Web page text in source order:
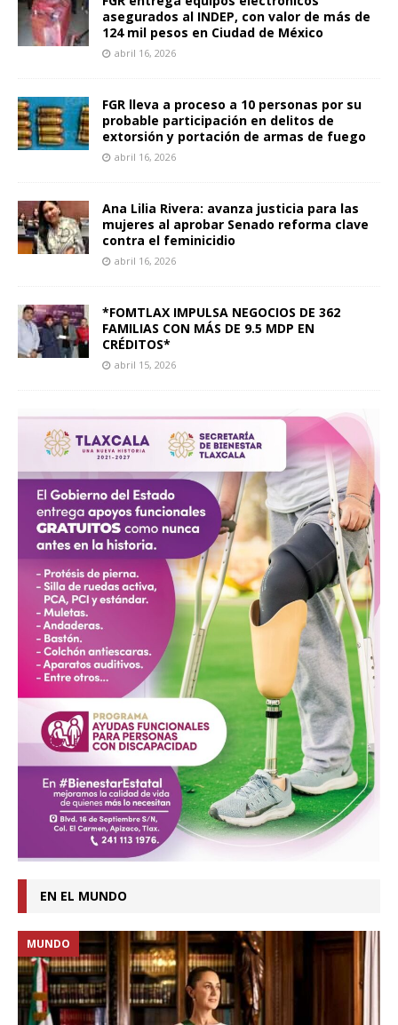
asegurados al INDEP, con valor de más de
124 mil pesos en Ciudad de México
abril 16, 2026
FGR lleva a proceso a 10 personas por su
probable participación en delitos de
extorsión y portación de armas de fuego
abril 16, 2026
Ana Lilia Rivera: avanza justicia para las
mujeres al aprobar Senado reforma clave
contra el feminicidio
abril 16, 2026
*FOMTLAX IMPULSA NEGOCIOS DE 362
FAMILIAS CON MÁS DE 9.5 MDP EN
CRÉDITOS*
abril 15, 2026
EN EL MUNDO
MUNDO